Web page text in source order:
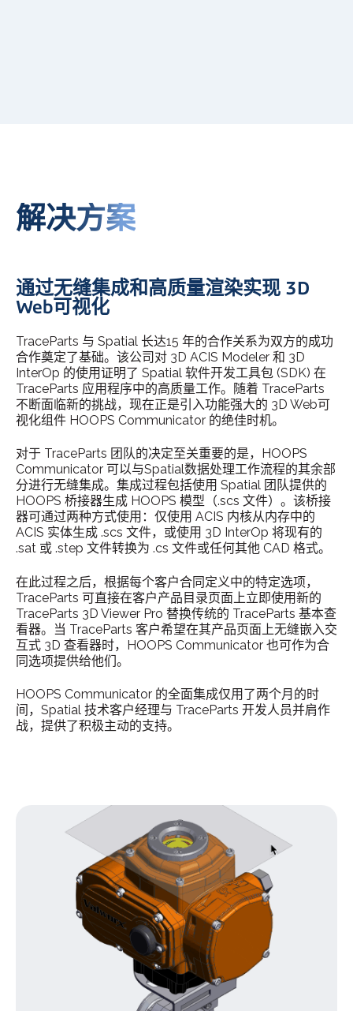
解决方案
通过无缝集成和高质量渲染实现 3D
Web可视化
TraceParts 与 Spatial 长达15 年的合作关系为双方的成功
合作奠定了基础。该公司对 3D ACIS Modeler 和 3D
InterOp 的使用证明了 Spatial 软件开发工具包 (SDK) 在
TraceParts 应用程序中的高质量工作。随着 TraceParts
不断面临新的挑战，现在正是引入功能强大的 3D Web可
视化组件 HOOPS Communicator 的绝佳时机。
对于 TraceParts 团队的决定至关重要的是，HOOPS
Communicator 可以与Spatial数据处理工作流程的其余部
分进行无缝集成。集成过程包括使用 Spatial 团队提供的
HOOPS 桥接器生成 HOOPS 模型（.scs 文件）。该桥接
器可通过两种方式使用：仅使用 ACIS 内核从内存中的
ACIS 实体生成 .scs 文件，或使用 3D InterOp 将现有的
.sat 或 .step 文件转换为 .cs 文件或任何其他 CAD 格式。
在此过程之后，根据每个客户合同定义中的特定选项，
TraceParts 可直接在客户产品目录页面上立即使用新的
TraceParts 3D Viewer Pro 替换传统的 TraceParts 基本查
看器。当 TraceParts 客户希望在其产品页面上无缝嵌入交
互式 3D 查看器时，HOOPS Communicator 也可作为合
同选项提供给他们。
HOOPS Communicator 的全面集成仅用了两个月的时
间，Spatial 技术客户经理与 TraceParts 开发人员并肩作
战，提供了积极主动的支持。